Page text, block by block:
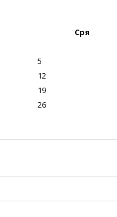
Сря
5
12
19
26